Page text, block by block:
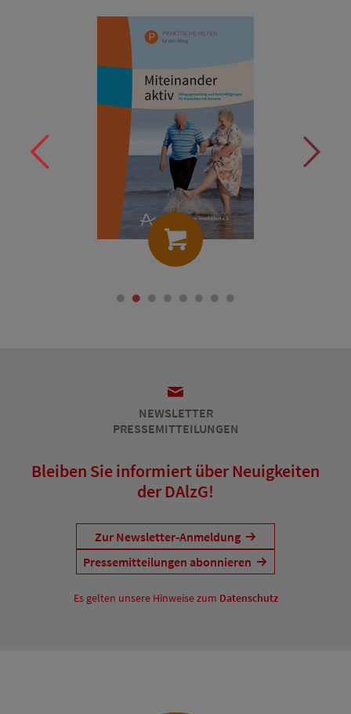
NEWSLETTER
PRESSEMITTEILUNGEN
Bleiben Sie informiert über Neuigkeiten
der DAlzG!
Zur Newsletter-Anmeldung
Pressemitteilungen abonnieren
Es gelten unsere Hinweise zum Datenschutz